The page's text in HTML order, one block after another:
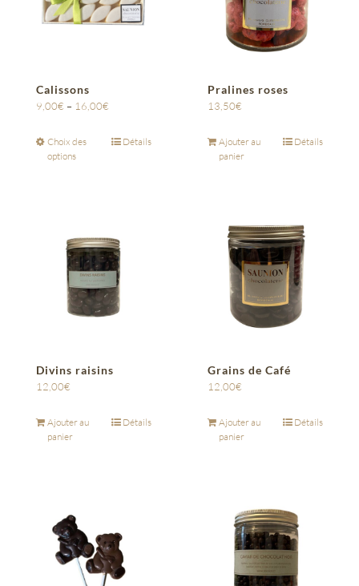
Calissons
9,00€ – 16,00€
Choix des
options
Détails
Pralines roses
13,50€
Ajouter au
panier
Détails
Divins raisins
12,00€
Ajouter au
panier
Détails
Grains de Café
12,00€
Ajouter au
panier
Détails